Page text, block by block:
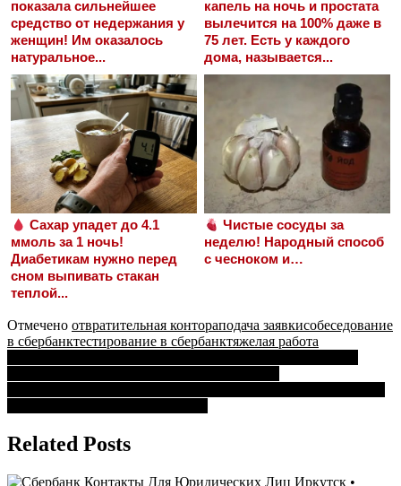
показала сильнейшее
средство от недержания у
женщин! Им оказалось
натуральное...
капель на ночь и простата
вылечится на 100% даже в
75 лет. Есть у каждого
дома, называется...
Сахар упадет до 4.1
ммоль за 1 ночь!
Диабетикам нужно перед
сном выпивать стакан
теплой...
Чистые сосуды за
неделю! Народный способ
с чесноком и…
Отмечено отвратительная контораподача заявкисобеседование
в сбербанктестирование в сбербанктяжелая работа
Навигация
по
записям
Related Posts